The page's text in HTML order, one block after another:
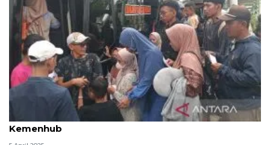
Warga Cirebon terbantu program arus balik gratis
Kemenhub